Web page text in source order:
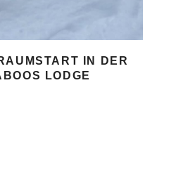
IN DER
LODGE